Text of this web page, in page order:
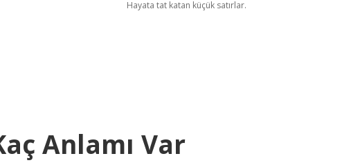
Hayata tat katan küçük satırlar.
Anlamı Var